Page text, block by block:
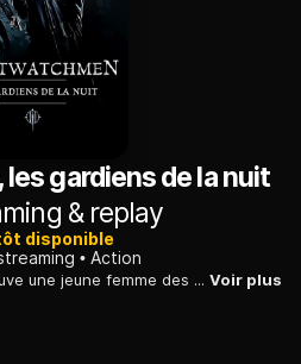
gardiens de la nuit
& replay
disponible
Action
A Moscou, un adolescent sauve une jeune femme des griffes d'un gang et découvre que le monde est peuplé d'êtres dotés de pouvoirs surnaturels. Voir plus